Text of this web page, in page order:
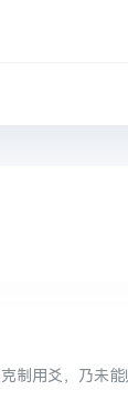
制用爻，乃未